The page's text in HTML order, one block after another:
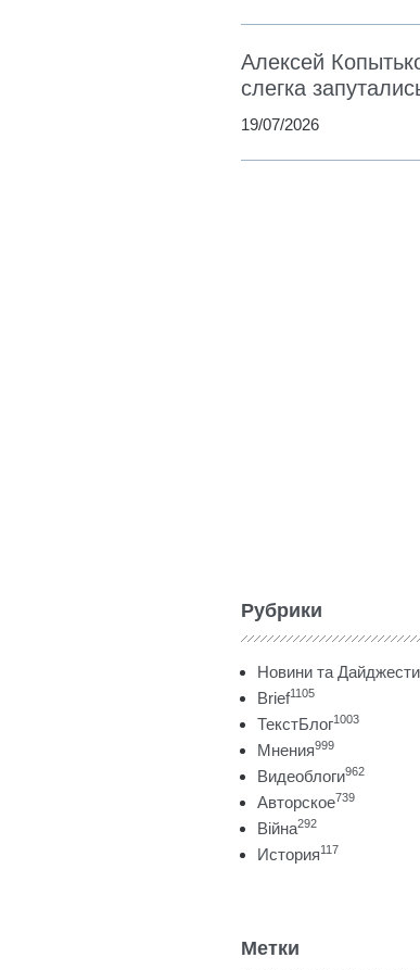
Алексей
слегка
19/07/2026
Рубрики
Новини та Дайджести
Brief1105
ТекстБлог1003
Мнения999
Видеоблоги962
Авторское739
Війна292
История117
Метки